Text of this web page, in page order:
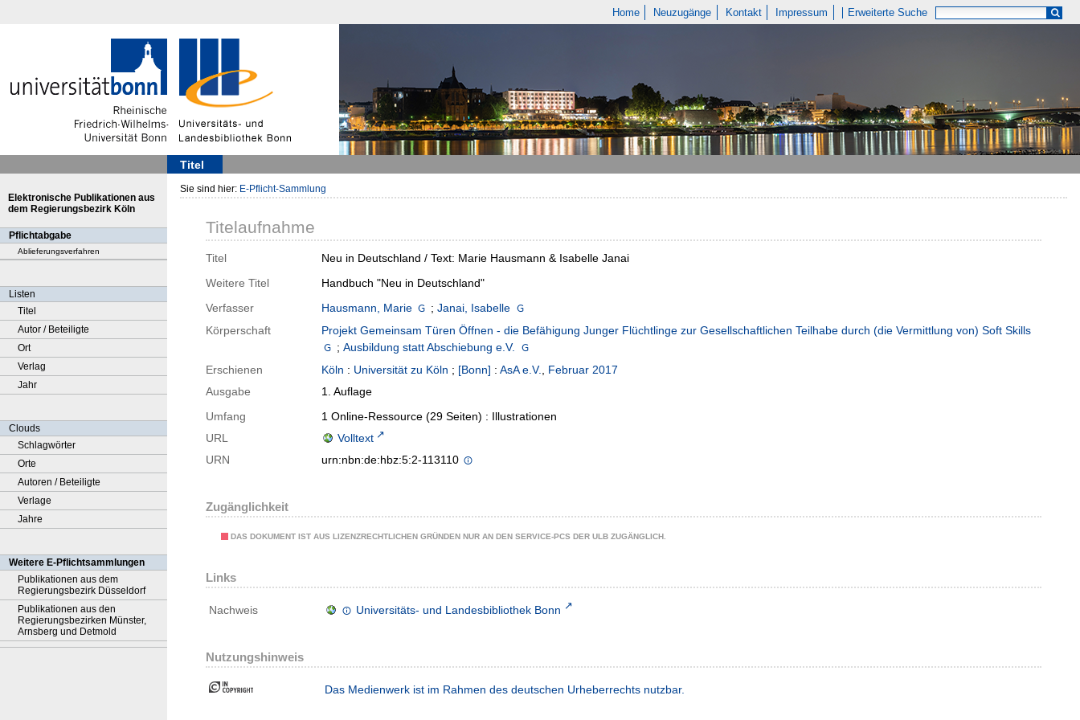
Home Neuzugänge Kontakt Impressum Erweiterte Suche
Titel
Elektronische Publikationen aus
dem Regierungsbezirk Köln
Pflichtabgabe
Ablieferungsverfahren
Listen
Titel
Autor / Beteiligte
Ort
Verlag
Jahr
Clouds
Schlagwörter
Orte
Autoren / Beteiligte
Verlage
Jahre
Weitere E-Pflichtsammlungen
Publikationen aus dem
Regierungsbezirk Düsseldorf
Publikationen aus den
Regierungsbezirken Münster,
Arnsberg und Detmold
Sie sind hier: E-Pflicht-Sammlung
Titelaufnahme
Titel
Neu in Deutschland / Text: Marie Hausmann & Isabelle Janai
Weitere Titel
Handbuch "Neu in Deutschland"
Verfasser
Hausmann, Marie ; Janai, Isabelle
Körperschaft
Projekt Gemeinsam Türen Öffnen - die Befähigung Junger Flüchtlinge zur Gesellschaftlichen Teilhabe durch (die Vermittlung von) Soft Skills
;Ausbildung statt Abschiebung e.V.
Erschienen
Köln : Universität zu Köln ; [Bonn] : AsA e.V., Februar 2017
Ausgabe
1. Auflage
Umfang
1 Online-Ressource (29 Seiten) : Illustrationen
URL
Volltext
URN
urn:nbn:de:hbz:5:2-113110
Zugänglichkeit
DAS DOKUMENT IST AUS LIZENZRECHTLICHEN GRÜNDEN NUR AN DEN SERVICE-PCS DER ULB ZUGÄNGLICH.
Links
Nachweis Universitäts- und Landesbibliothek Bonn
Nutzungshinweis
Das Medienwerk ist im Rahmen des deutschen Urheberrechts nutzbar.